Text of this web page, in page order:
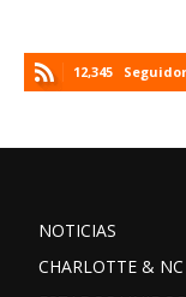
12,345
NOTICIAS
CHARLOTTE & NC